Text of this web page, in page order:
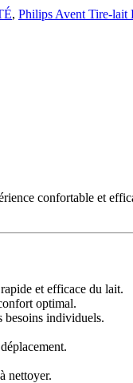
, Philips Avent Tire-lait
confortable et
et efficace du lait.
optimal.
besoins individuels.
nettoyer.